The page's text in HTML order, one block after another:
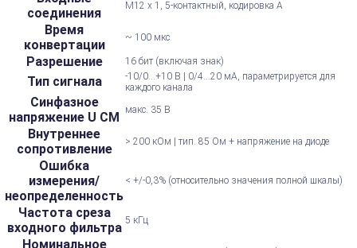
соединения
M12 x 1, 5-контактный, кодировка А
Время
конвертации
~ 100 мкс
Разрешение 16 бит (включая знак)
Тип сигнала
-10/0...+10 В | 0/4...20 мА, параметрируется для
каждого канала
Синфазное
напряжение U CM
макс. 35 В
Внутреннее
сопротивление
> 200 кОм | тип. 85 Ом + напряжение на диоде
Ошибка
измерения/
неопределенность
< +/-0,3% (относительно значения полной шкалы)
Частота среза
входного фильтра 5 кГц
Номинальное